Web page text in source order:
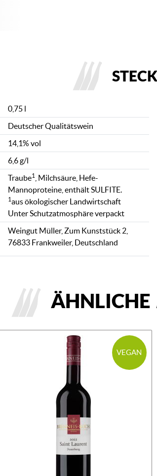
0,75 l
Deutscher Qualitätswein
14,1% vol
6,6 g/l
Traube1, Milchsäure, Hefe-
Mannoproteine, enthält SULFITE.
1aus ökologischer Landwirtschaft
Unter Schutzatmosphäre verpackt
Weingut Müller, Zum Kunststück 2,
76833 Frankweiler, Deutschland
ÄHNLICHE
VEGAN